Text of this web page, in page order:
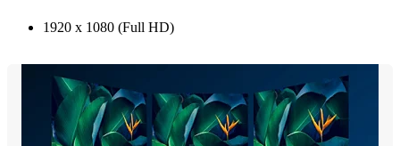
1920 x 1080 (Full HD)